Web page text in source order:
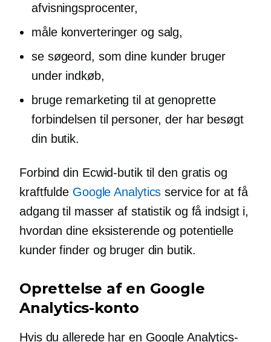
afvisningsprocenter,
måle konverteringer og salg,
se søgeord, som dine kunder bruger
under indkøb,
bruge remarketing til at genoprette
forbindelsen til personer, der har besøgt
din butik.
Forbind din Ecwid-butik til den gratis og
kraftfulde Google Analytics service for at få
adgang til masser af statistik og få indsigt i,
hvordan dine eksisterende og potentielle
kunder finder og bruger din butik.
Oprettelse af en Google
Analytics-konto
Hvis du allerede har en Google Analytics-